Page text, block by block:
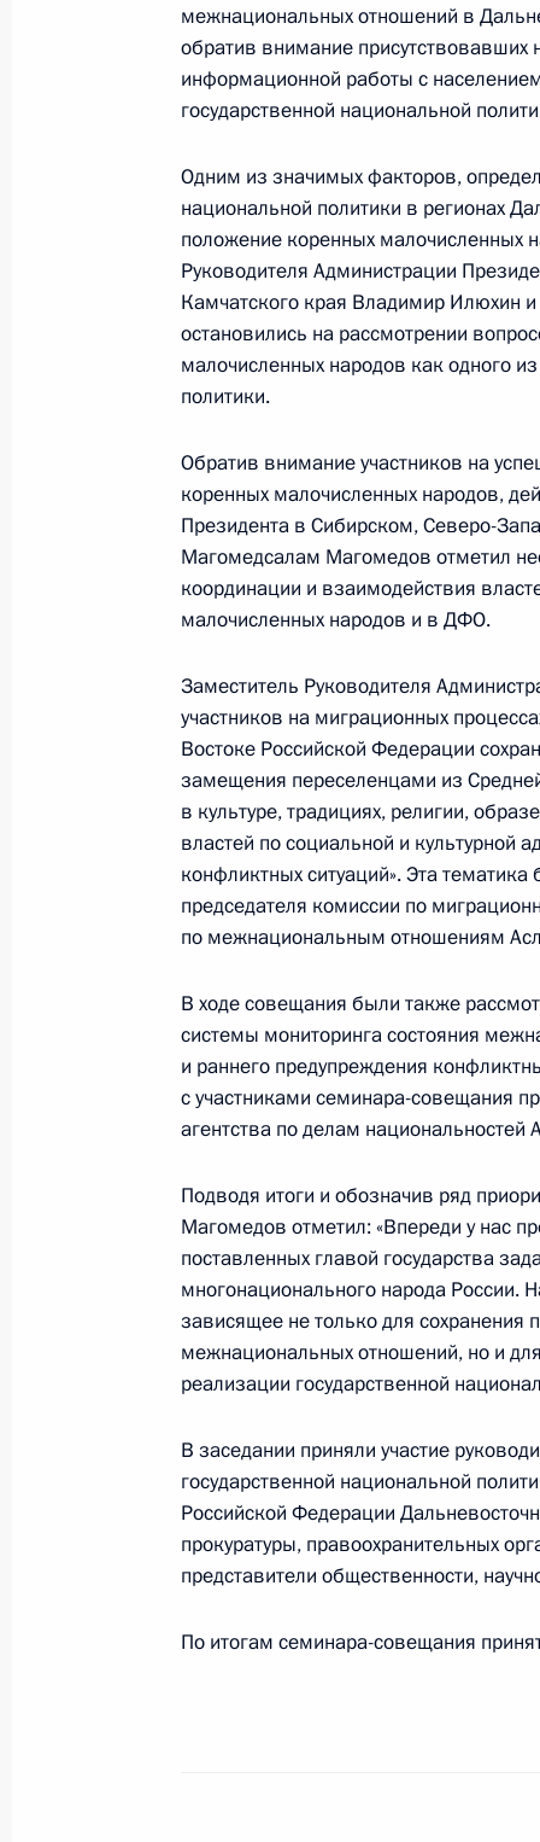
27 мая 2016 года, 18:00 Москва, Кремль
Заседание рабочей группы
27 мая 2016 года, 10:00 Новосибирск
26 мая 2016 года, четверг
Заседание Комиссии по вопросам
в правоохранительных органах
25 мая 2016 года, среда
Между Правительством Москвы и
заключено Соглашение о
21 мая 2016 года, суббота
Сергей Иванов поздравил
ЦСКА с победой в чемпионате
21 мая 2016 года, 21:00
19 мая 2016 года, четверг
Герман Клименко принял участие
Комитета Госдумы по
19 мая 2016 года, 16:00
70-летие со дня учреждения
Московского патриархата
19 мая 2016 года, 15:00 Москва
Заседание рабочей группы
инвестиционной
комплекса России
межнациональных отношений в
обратив внимание
информационной работы с
государственной национальной
Одним из значимых факторов,
национальной политики в регионах
положение коренных малочисленных
Руководителя Администрации
Камчатского края Владимир Илюхин
остановились на рассмотрении
малочисленных народов как одного
политики.
Обратив внимание участников на
коренных малочисленных народов,
Президента в Сибирском, Северо-
Магомедсалам Магомедов отметил
координации и взаимодействия
малочисленных народов и в ДФО.
Заместитель Руководителя
участников на миграционных
Востоке Российской Федерации
замещения переселенцами из
в культуре, традициях, религии,
властей по социальной и культурной
конфликтных ситуаций». Эта
председателя комиссии по
по межнациональным отношениям
В ходе совещания были также
системы мониторинга состояния
и раннего предупреждения
с участниками семинара-совещания
агентства по делам
Подводя итоги и обозначив ряд
Магомедов отметил: «Впереди у нас
поставленных главой государства
многонационального народа России.
зависящее не только для сохранения
межнациональных отношений, но и
реализации государственной
В заседании приняли участие
государственной национальной
Российской Федерации
прокуратуры, правоохранительных
представители общественности,
По итогам семинара-совещания